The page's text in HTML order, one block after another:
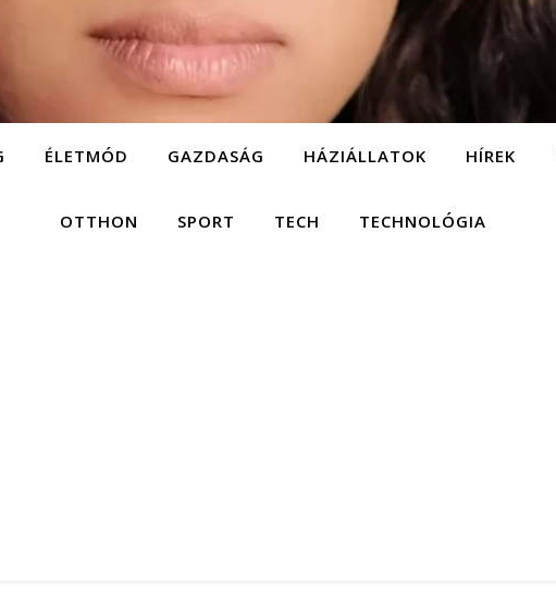
ÉLETMÓD GAZDASÁG HÁZIÁLLATOK HÍREK
OTTHON SPORT TECH TECHNOLÓGIA